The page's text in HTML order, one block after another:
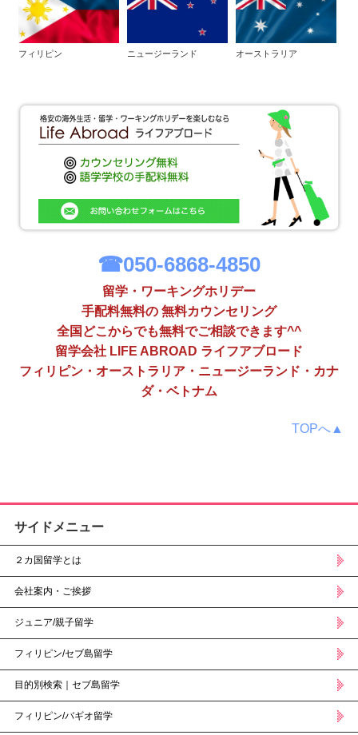
フィリピン ニュージーランド オーストラリア
☎050-6868-4850
留学・ワーキングホリデー
手配料無料の 無料カウンセリング
全国どこからでも無料でご相談できます^^
留学会社 LIFE ABROAD ライフアブロード
フィリピン・オーストラリア・ニュージーランド・カナ
ダ・ベトナム
TOPへ▲
サイドメニュー
２カ国留学とは
会社案内・ご挨拶
ジュニア/親子留学
フィリピン/セブ島留学
目的別検索｜セブ島留学
フィリピン/バギオ留学